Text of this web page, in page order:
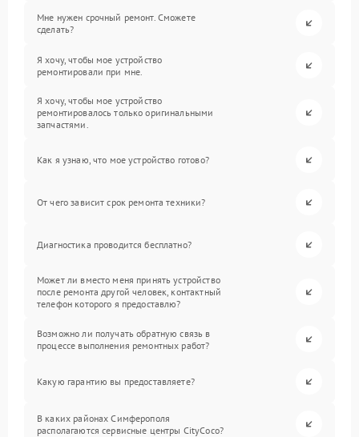
Мне нужен срочный ремонт. Сможете
сделать?
Я хочу, чтобы мое устройство
ремонтировали при мне.
Я хочу, чтобы мое устройство
ремонтировалось только оригинальными
запчастями.
Как я узнаю, что мое устройство готово?
От чего зависит срок ремонта техники?
Диагностика проводится бесплатно?
Может ли вместо меня принять устройство
после ремонта другой человек, контактный
телефон которого я предоставлю?
Возможно ли получать обратную связь в
процессе выполнения ремонтных работ?
Какую гарантию вы предоставляете?
В каких районах Симферополя
располагаются сервисные центры CityCoco?